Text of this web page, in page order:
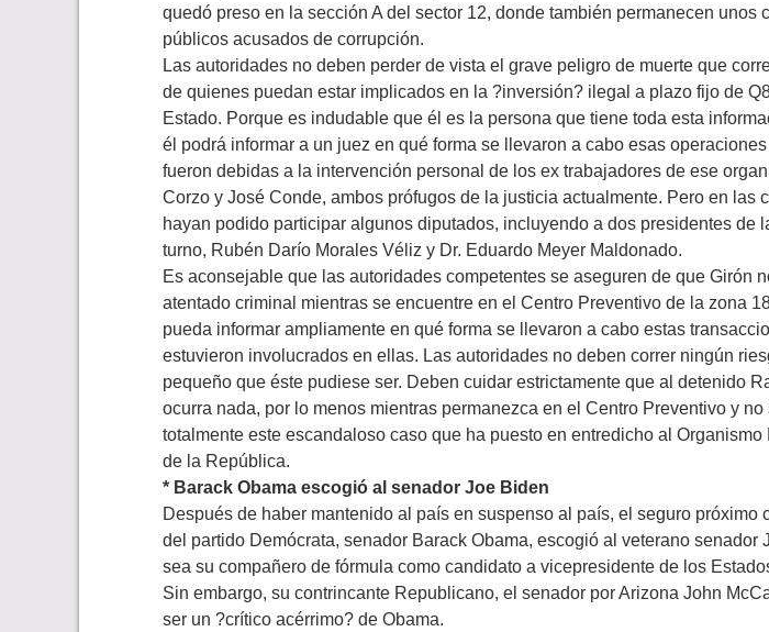
quedó preso en la sección A del sector 12, donde también permanecen unos
públicos acusados de corrupción.
Las autoridades no deben perder de vista el grave peligro de muerte que
de quienes puedan estar implicados en la ?inversión? ilegal a plazo fijo de
Estado. Porque es indudable que él es la persona que tiene toda esta
él podrá informar a un juez en qué forma se llevaron a cabo esas
fueron debidas a la intervención personal de los ex trabajadores de ese
Corzo y José Conde, ambos prófugos de la justicia actualmente. Pero en las
hayan podido participar algunos diputados, incluyendo a dos presidentes de
turno, Rubén Darío Morales Véliz y Dr. Eduardo Meyer Maldonado.
Es aconsejable que las autoridades competentes se aseguren de que Girón
atentado criminal mientras se encuentre en el Centro Preventivo de la zona
pueda informar ampliamente en qué forma se llevaron a cabo estas
estuvieron involucrados en ellas. Las autoridades no deben correr ningún
pequeño que éste pudiese ser. Deben cuidar estrictamente que al detenido
ocurra nada, por lo menos mientras permanezca en el Centro Preventivo y no
totalmente este escandaloso caso que ha puesto en entredicho al
de la República.
* Barack Obama escogió al senador Joe Biden
Después de haber mantenido al país en suspenso al país, el seguro próximo
del partido Demócrata, senador Barack Obama, escogió al veterano senador
sea su compañero de fórmula como candidato a vicepresidente de los
Sin embargo, su contrincante Republicano, el senador por Arizona John
ser un ?crítico acérrimo? de Obama.